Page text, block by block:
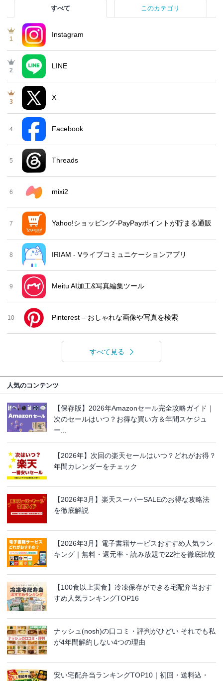
すべて このカテゴリ
1
Instagram
2
LINE
3
X
4 Facebook
5 Threads
6 mixi2
7 Yahoo!ショッピング-PayPayポイントが貯まる通販
8 IRIAM - Vライブコミュニケーションアプリ
9 Meitu AI加工&写真編集ツール
10 Pinterest – おしゃれな画像や写真を検索
すべて見る
人気のコンテンツ
【保存版】2026年Amazonセール完全攻略ガイド｜
次のセールはいつ？お得な買い方＆年間スケジュ
ー...
【2026年】次回の楽天セールはいつ？どれがお得？
年間カレンダーをチェック
【2026年3月】楽天スーパーSALEのお得な攻略法
を徹底解説
【2026年3月】電子書籍サービスおすすめ人気ラン
キング｜無料・還元率・読み放題で22社を徹底比較
【100食以上実食】冷凍保存ができる宅配弁当おす
すめ人気ランキングTOP16
ナッシュ(nosh)の口コミ・評判がひどい それでも私
が4年間解約しない4つの理由
安い宅配弁当ランキングTOP10｜初回・送料込・